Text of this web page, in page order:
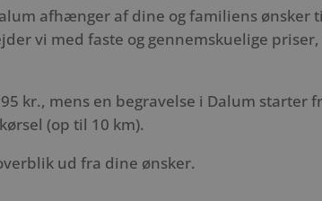
afhænger af dine og familiens
vi med faste og gennemskuelige
kr., mens en begravelse i Dalum starter
(op til 10 km).
ud fra dine ønsker.